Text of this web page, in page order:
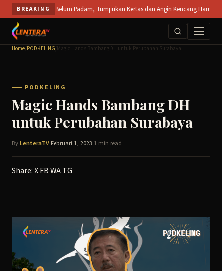
Skip
to
content
BREAKING
SPS Mojokerto Belum Padam, Tumpukan Kertas dan Angin Kencang Hambat
Home PODKELING Magic Hands Bambang DH untuk Perubahan Surabaya
PODKELING
Magic Hands Bambang DH
untuk Perubahan Surabaya
ByLenteraTV·Februari 1, 2023·1 min read
Share:XFBWATG